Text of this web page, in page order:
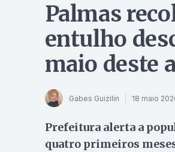
Palmas
entulho
maio deste
Gabes Guizilin 18 maio
Prefeitura alerta a
quatro primeiros